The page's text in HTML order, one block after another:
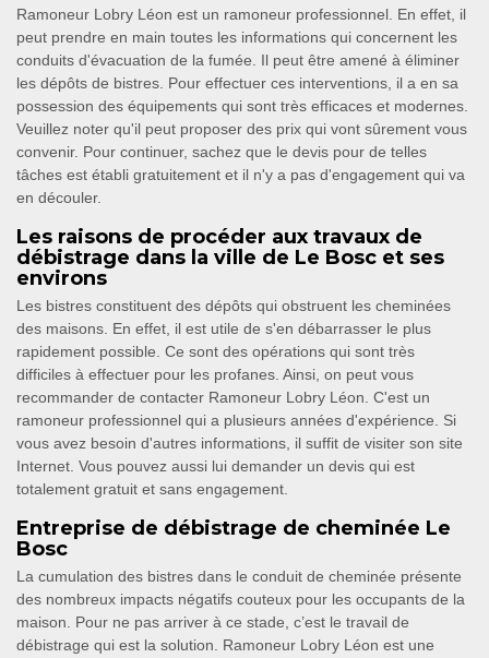
Ramoneur Lobry Léon est un ramoneur professionnel. En effet, il
peut prendre en main toutes les informations qui concernent les
conduits d'évacuation de la fumée. Il peut être amené à éliminer
les dépôts de bistres. Pour effectuer ces interventions, il a en sa
possession des équipements qui sont très efficaces et modernes.
Veuillez noter qu'il peut proposer des prix qui vont sûrement vous
convenir. Pour continuer, sachez que le devis pour de telles
tâches est établi gratuitement et il n'y a pas d'engagement qui va
en découler.
Les raisons de procéder aux travaux de
débistrage dans la ville de Le Bosc et ses
environs
Les bistres constituent des dépôts qui obstruent les cheminées
des maisons. En effet, il est utile de s'en débarrasser le plus
rapidement possible. Ce sont des opérations qui sont très
difficiles à effectuer pour les profanes. Ainsi, on peut vous
recommander de contacter Ramoneur Lobry Léon. C'est un
ramoneur professionnel qui a plusieurs années d'expérience. Si
vous avez besoin d'autres informations, il suffit de visiter son site
Internet. Vous pouvez aussi lui demander un devis qui est
totalement gratuit et sans engagement.
Entreprise de débistrage de cheminée Le
Bosc
La cumulation des bistres dans le conduit de cheminée présente
des nombreux impacts négatifs couteux pour les occupants de la
maison. Pour ne pas arriver à ce stade, c’est le travail de
débistrage qui est la solution. Ramoneur Lobry Léon est une